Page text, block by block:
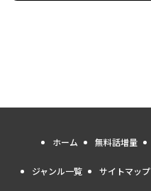
ホーム 無料話増量
ジャンル一覧 サイトマップ